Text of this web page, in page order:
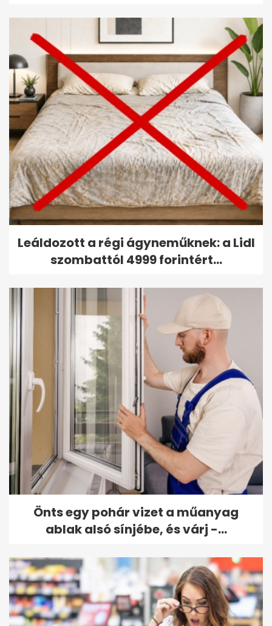
Leáldozott a régi ágyneműknek: a Lidl
szombattól 4999 forintért...
Önts egy pohár vizet a műanyag
ablak alsó sínjébe, és várj -...